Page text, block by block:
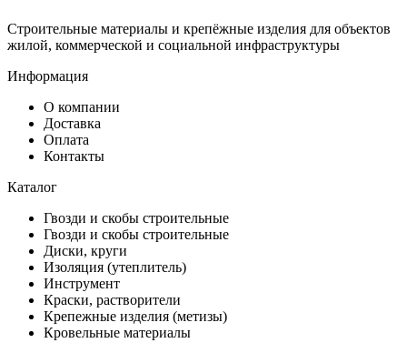
Строительные материалы и крепёжные изделия для объектов
жилой, коммерческой и социальной инфраструктуры
Информация
О компании
Доставка
Оплата
Контакты
Каталог
Гвозди и скобы строительные
Гвозди и скобы строительные
Диски, круги
Изоляция (утеплитель)
Инструмент
Краски, растворители
Крепежные изделия (метизы)
Кровельные материалы